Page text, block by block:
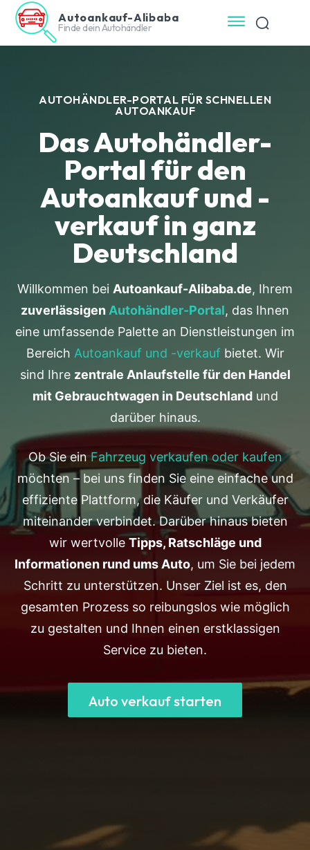
Autoankauf-Alibaba
Finde dein Autohändler
AUTOHÄNDLER-PORTAL FÜR SCHNELLEN
AUTOANKAUF
Das Autohändler-
Portal für den
Autoankauf und -
verkauf in ganz
Deutschland
Willkommen bei Autoankauf-Alibaba.de, Ihrem
zuverlässigen Autohändler-Portal, das Ihnen
eine umfassende Palette an Dienstleistungen im
Bereich Autoankauf und -verkauf bietet. Wir
sind Ihre zentrale Anlaufstelle für den Handel
mit Gebrauchtwagen in Deutschlandund
darüber hinaus.
Ob Sie einFahrzeug verkaufen oder kaufen
möchten – bei uns finden Sie eine einfache und
effiziente Plattform, die Käufer und Verkäufer
miteinander verbindet. Darüber hinaus bieten
wir wertvolle Tipps, Ratschläge und
Informationen rund ums Auto, um Sie bei jedem
Schritt zu unterstützen. Unser Ziel ist es, den
gesamten Prozess so reibungslos wie möglich
zu gestalten und Ihnen einen erstklassigen
Service zu bieten.
Auto verkauf starten